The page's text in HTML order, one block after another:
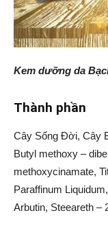
Kem dưỡng da
Thành phần
Cây Sống Đời, Cây
Butyl methoxy –
methoxycinamate,
Paraffinum
Arbutin, Steeareth –